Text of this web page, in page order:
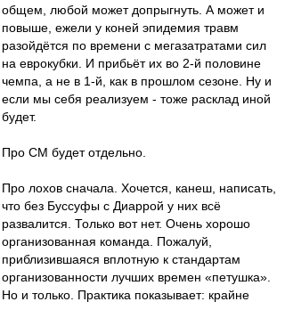
общем, любой может допрыгнуть. А может и
повыше, ежели у коней эпидемия травм
разойдётся по времени с мегазатратами сил
на еврокубки. И прибьёт их во 2-й половине
чемпа, а не в 1-й, как в прошлом сезоне. Ну и
если мы себя реализуем - тоже расклад иной
будет.
Про СМ будет отдельно.
Про лохов сначала. Хочется, канеш, написать,
что без Буссуфы с Диаррой у них всё
развалится. Только вот нет. Очень хорошо
организованная команда. Пожалуй,
приблизившаяся вплотную к стандартам
организованности лучших времен «петушка».
Но и только. Практика показывает: крайне